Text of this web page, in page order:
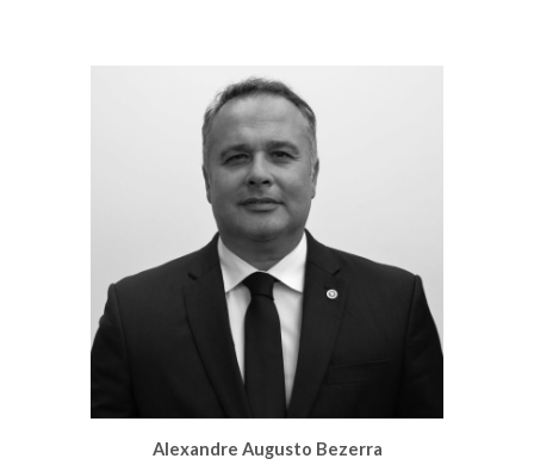
Alexandre Augusto Bezerra